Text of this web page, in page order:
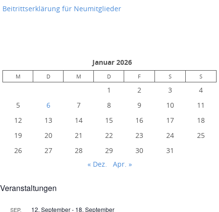
Beitrittserklärung für Neumitglieder
Januar 2026
M D M D F S S
1 2 3
4
5
6 7 8 9 10
11
12
13 14 15 16 17
18
19
20 21 22 23 24
25
26
27 28 29 30
31
« Dez.
Apr. »
Veranstaltungen
SEP. 12. September- 18. September